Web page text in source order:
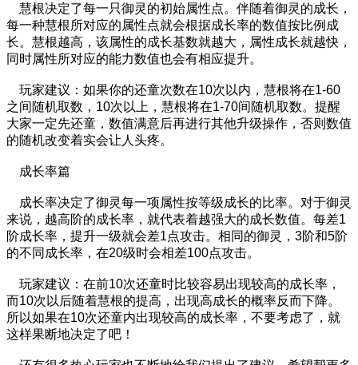
慧根决定了每一只御灵的初始属性点。伴随着御灵的成长，
每一种慧根所对应的属性点就会根据成长率的数值按比例成
长。慧根越高，该属性的成长基数就越大，属性成长就越快，
同时属性所对应的能力数值也会有相应提升。
玩家建议：如果你的还童次数在10次以内，慧根将在1-60
之间随机取数，10次以上，慧根将在1-70间随机取数。提醒
大家一定先还童，数值满意后再进行其他升级操作，否则数值
的随机改变着实会让人头疼。
成长率篇
成长率决定了御灵每一项属性按等级成长的比率。对于御灵
来说，越高阶的成长率，就代表着越强大的成长数值。每差1
阶成长率，提升一级就会差1点攻击。相同的御灵，3阶和5阶
的不同成长率，在20级时会相差100点攻击。
玩家建议：在前10次还童时比较容易出现较高的成长率，
而10次以后随着慧根的提高，出现高成长的概率反而下降。
所以如果在10次还童内出现较高的成长率，不要考虑了，就
这样果断地决定了吧！